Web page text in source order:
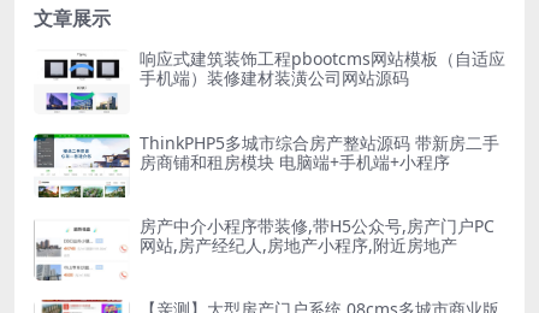
文章展示
响应式建筑装饰工程pbootcms网站模板（自适应
手机端）装修建材装潢公司网站源码
ThinkPHP5多城市综合房产整站源码 带新房二手
房商铺和租房模块 电脑端+手机端+小程序
房产中介小程序带装修,带H5公众号,房产门户PC
网站,房产经纪人,房地产小程序,附近房地产